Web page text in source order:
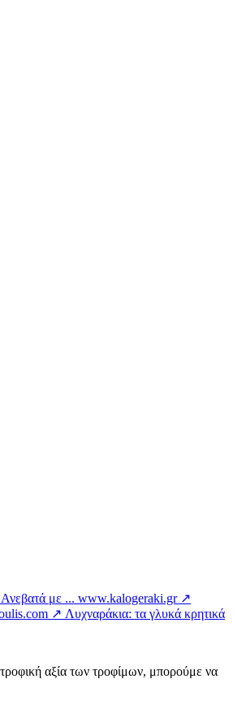
με ... www.kalogeraki.gr ↗
↗ Λυχναράκια: τα γλυκά κρητικά
αξία των τροφίμων, μπορούμε να